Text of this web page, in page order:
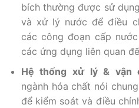
bích thường được sử
và xử lý nước để điều
các công đoạn cấp
các ứng dụng liên quan
Hệ thống xử lý & vận
ngành hóa chất nói
để kiểm soát và điều